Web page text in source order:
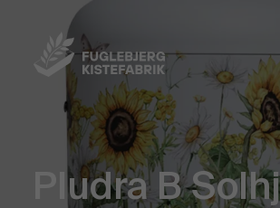
Pludra B